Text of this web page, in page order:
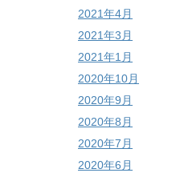
2021年4月
2021年3月
2021年1月
2020年10月
2020年9月
2020年8月
2020年7月
2020年6月